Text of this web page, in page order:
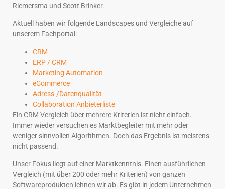
Riemersma und Scott Brinker.
Aktuell haben wir folgende Landscapes und Vergleiche auf
unserem Fachportal:
CRM
ERP / CRM
Marketing Automation
eCommerce
Adress-/Datenqualität
Collaboration Anbieterliste
Ein CRM Vergleich über mehrere Kriterien ist nicht einfach.
Immer wieder versuchen es Marktbegleiter mit mehr oder
weniger sinnvollen Algorithmen. Doch das Ergebnis ist meistens
nicht passend.
Unser Fokus liegt auf einer Marktkenntnis. Einen ausführlichen
Vergleich (mit über 200 oder mehr Kriterien) von ganzen
Softwareprodukten lehnen wir ab. Es gibt in jedem Unternehmen